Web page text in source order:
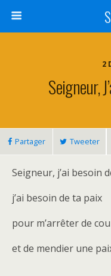
2
Seigneur,
Partager Tweeter
Seigneur, j’ai besoin
j’ai besoin de ta paix
pour m’arrêter de
et de mendier une